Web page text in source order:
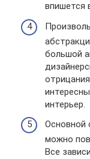
впишется
большой
интерьер.
Основной
можно
Все